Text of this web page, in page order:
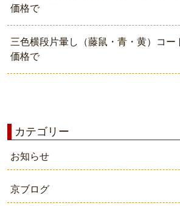
価格で
三色横段片暈し（藤鼠・青・黄）コー
価格で
カテゴリー
お知らせ
京ブログ